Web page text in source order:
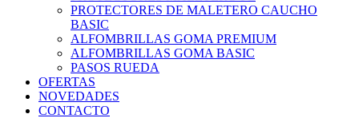
PROTECTORES DE MALETERO CAUCHO
BASIC
ALFOMBRILLAS GOMA PREMIUM
ALFOMBRILLAS GOMA BASIC
PASOS RUEDA
OFERTAS
NOVEDADES
CONTACTO